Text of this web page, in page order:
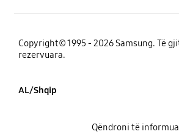
Copyright© 1995 - 2026 Samsung. Të
rezervuara.
AL/Shqip
Qëndroni të